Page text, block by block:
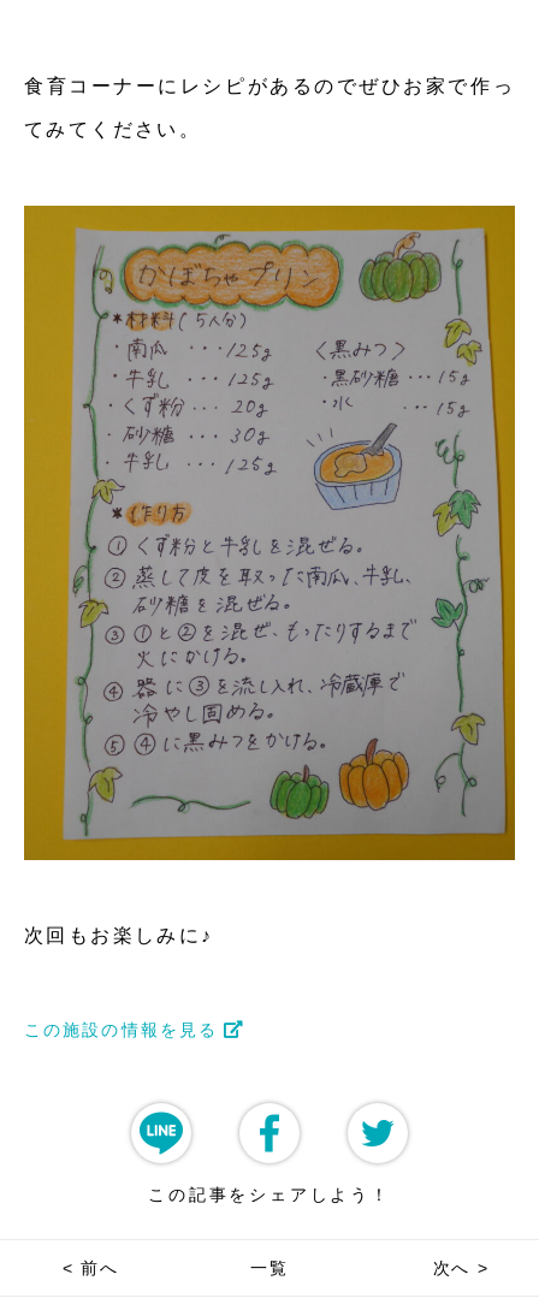
食育コーナーにレシピがあるのでぜひお家で作っ
てみてください。
次回もお楽しみに♪
この施設の情報を見る
この記事をシェアしよう！
< 前へ 一覧 次へ >